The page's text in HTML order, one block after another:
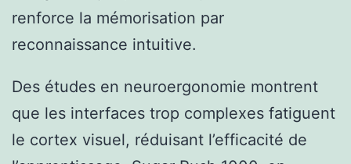
renforce la mémorisation par
reconnaissance intuitive.
Des études en neuroergonomie montrent
que les interfaces trop complexes fatiguent
le cortex visuel, réduisant l’efficacité de